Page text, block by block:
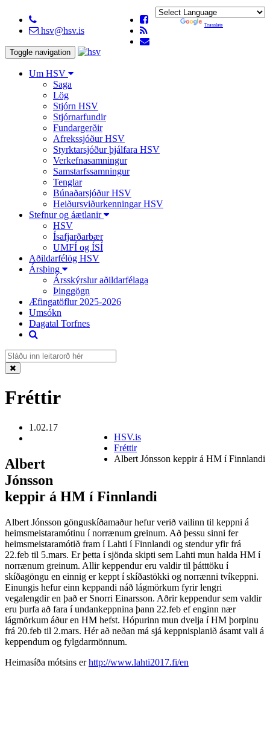
hsv@hsv.is
Translate
Toggle navigation
Um HSV
Saga
Lög
Stjórn HSV
Stjórnarfundir
Fundargerðir
Afrekssjóður HSV
Styrktarsjóður þjálfara HSV
Verkefnasamningur
Samstarfssamningur
Tenglar
Búnaðarsjóður HSV
Heiðursviðurkenningar HSV
Stefnur og áætlanir
HSV
Ísafjarðarbær
UMFÍ og ÍSÍ
Aðildarfélög HSV
Ársþing
Ársskýrslur aðildarfélaga
Þinggögn
Æfingatöflur 2025-2026
Umsókn
Dagatal Torfnes
Fréttir
HSV.is
Fréttir
Albert Jónsson keppir á HM í Finnlandi
1.02.17
Albert
Jónsson
keppir á HM í Finnlandi
Albert Jónsson gönguskíðamaður hefur verið vailinn til keppni á
heimsmeistaramótinu í norrænum greinum. Að þessu sinni fer
heimsmeistaramótið fram í Lahti í Finnlandi og stendur yfir frá
22.feb til 5.mars. Er þetta í sjönda skipti sem Lahti mun halda HM í
norrænum greinum. Allir keppendur eru valdir til þátttöku í
skíðagöngu en einnig er keppt í skíðastökki og norrænni tvíkeppni.
Einungis hefur einn keppandi náð lágmörkum fyrir lengri
vegalengdir en það er Snorri Einarsson. Aðrir keppendur sem valdir
eru þurfa að fara í undankeppnina þann 22.feb ef enginn nær
lágmörkum áður en HM hefst. Hópurinn mun dvelja í HM þorpinu
frá 20.feb til 2.mars. Hér að neðan má sjá keppnisplanið ásamt vali á
keppendum og fylgdarmönnum.
Heimasíða mótsins erhttp://www.lahti2017.fi/en